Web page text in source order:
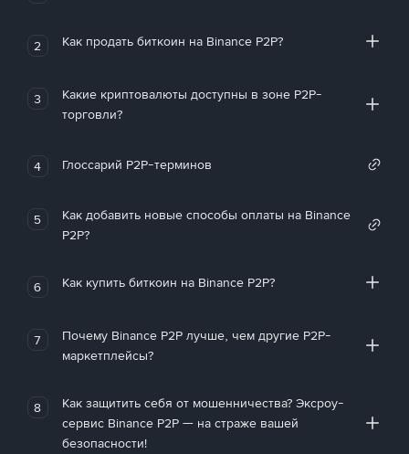
2 Как продать биткоин на Binance P2P?
3
Какие криптовалюты доступны в зоне P2P-
торговли?
4 Глоссарий P2P-терминов
5
Как добавить новые способы оплаты на Binance
P2P?
6 Как купить биткоин на Binance P2P?
7
Почему Binance P2P лучше, чем другие P2P-
маркетплейсы?
8
Как защитить себя от мошенничества? Эксроу-
сервис Binance P2P — на страже вашей
безопасности!